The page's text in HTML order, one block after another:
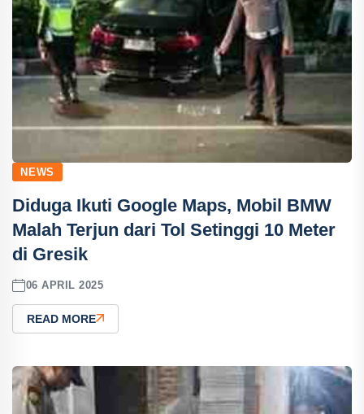
NEWS
Diduga Ikuti Google Maps, Mobil BMW
Malah Terjun dari Tol Setinggi 10 Meter
di Gresik
06 APRIL 2025
READ MORE